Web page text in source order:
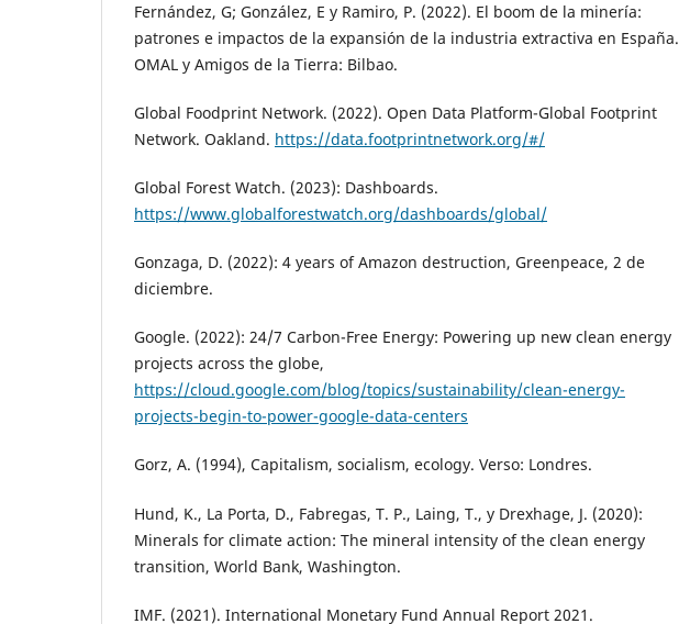
Fernández, G; González, E y Ramiro, P. (2022). El boom de la minería:
patrones e impactos de la expansión de la industria extractiva en España.
OMAL y Amigos de la Tierra: Bilbao.
Global Foodprint Network. (2022). Open Data Platform-Global Footprint
Network. Oakland. https://data.footprintnetwork.org/#/
Global Forest Watch. (2023): Dashboards.
https://www.globalforestwatch.org/dashboards/global/
Gonzaga, D. (2022): 4 years of Amazon destruction, Greenpeace, 2 de
diciembre.
Google. (2022): 24/7 Carbon-Free Energy: Powering up new clean energy
projects across the globe,
https://cloud.google.com/blog/topics/sustainability/clean-energy-
projects-begin-to-power-google-data-centers
Gorz, A. (1994), Capitalism, socialism, ecology. Verso: Londres.
Hund, K., La Porta, D., Fabregas, T. P., Laing, T., y Drexhage, J. (2020):
Minerals for climate action: The mineral intensity of the clean energy
transition, World Bank, Washington.
IMF. (2021). International Monetary Fund Annual Report 2021.